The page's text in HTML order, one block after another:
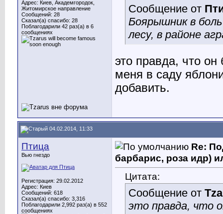
Адрес: Киев, Академгородок,
Житомирское направление
Сообщений: 28
Сказал(а) спасибо: 28
Поблагодарили 42 раз(а) в 6
сообщениях
Сообщение от
Боярышник в
лесу, в районе
это правда, что
меня в саду
добавить.
04.02.2014, 11:33
Птица
Вью гнездо
Регистрация: 29.02.2012
Адрес: Киев
Сообщений: 618
Сказал(а) спасибо: 3,316
Поблагодарили 2,992 раз(а) в 552
сообщениях
Re:
барбарис, роза идр)
Цитата:
Сообщение от
это правда, что